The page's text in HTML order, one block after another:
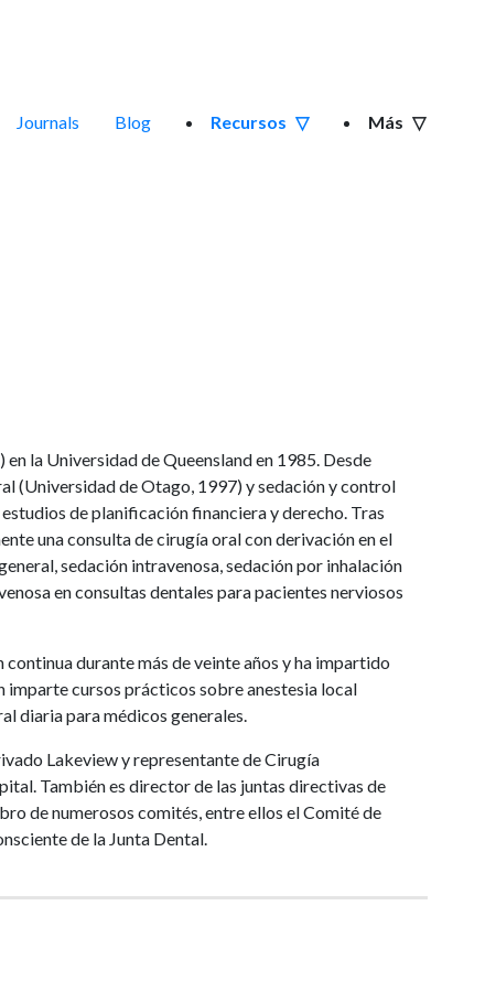
Journals Blog Recursos Más
la Universidad de Queensland en 1985. Desde
(Universidad de Otago, 1997) y sedación y control
de planificación financiera y derecho. Tras
una consulta de cirugía oral con derivación en el
sedación intravenosa, sedación por inhalación
en consultas dentales para pacientes nerviosos
durante más de veinte años y ha impartido
imparte cursos prácticos sobre anestesia local
diaria para médicos generales.
Lakeview y representante de Cirugía
También es director de las juntas directivas de
de numerosos comités, entre ellos el Comité de
de la Junta Dental.